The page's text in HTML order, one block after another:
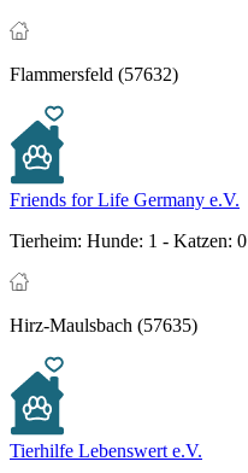
Flammersfeld (57632)
Friends for Life Germany e.V.
Tierheim: Hunde: 1 - Katzen: 0
Hirz-Maulsbach (57635)
Tierhilfe Lebenswert e.V.